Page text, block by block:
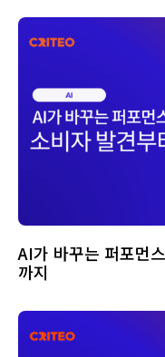
AI가 바꾸는 퍼포먼
까지